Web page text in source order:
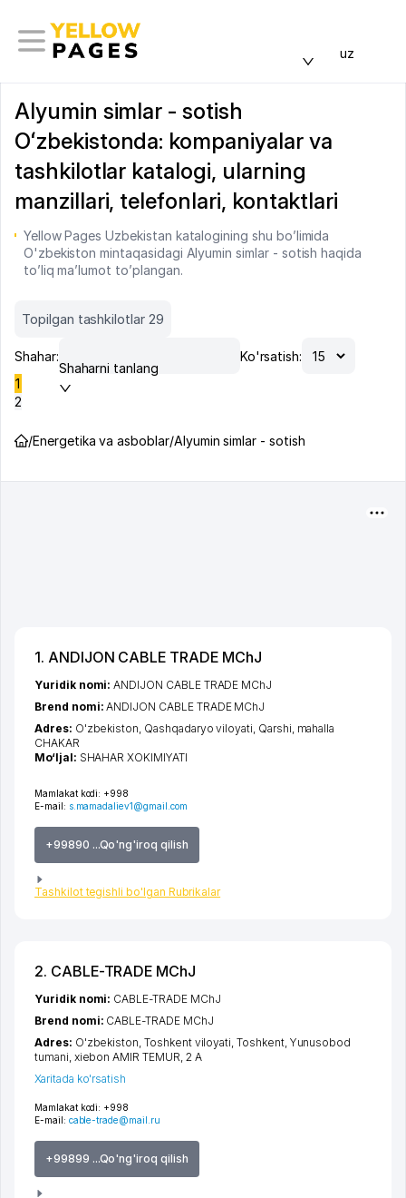
uz
Alyumin simlar - sotish
Oʻzbekistonda: kompaniyalar va
tashkilotlar katalogi, ularning
manzillari, telefonlari, kontaktlari
Yellow Pages Uzbekistan katalogining shu bo’limida
O'zbekiston mintaqasidagi Alyumin simlar - sotish haqida
to’liq ma’lumot to’plangan.
Topilgan tashkilotlar 29
Shahar:
Shaharni tanlang
Ko'rsatish:
1
2
/Energetika va asboblar/Alyumin simlar - sotish
1. ANDIJON CABLE TRADE MChJ
Mamlakat kodi: +998
E-mail: s.mamadaliev1@gmail.com
+99890 ...Qo'ng'iroq qilish
Tashkilot tegishli bo'lgan Rubrikalar
Yuridik nomi:ANDIJON CABLE TRADE MChJ
Brend nomi:ANDIJON CABLE TRADE MChJ
Adres: O'zbekiston, Qashqadaryo viloyati, Qarshi, mahalla
CHAKAR
Mo‘ljal: SHAHAR XOKIMIYATI
2. CABLE-TRADE MChJ
Mamlakat kodi: +998
E-mail: cable-trade@mail.ru
+99899 ...Qo'ng'iroq qilish
Yuridik nomi: CABLE-TRADE MChJ
Brend nomi: CABLE-TRADE MChJ
Adres: O'zbekiston,Toshkent viloyati,Toshkent, Yunusobod
tumani, xiеbon AMIR TEMUR, 2 A
Xaritada ko'rsatish